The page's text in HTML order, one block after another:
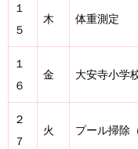
１
５
木 体重測定
１
６
金 大安寺小学
２
７
火 プール掃除